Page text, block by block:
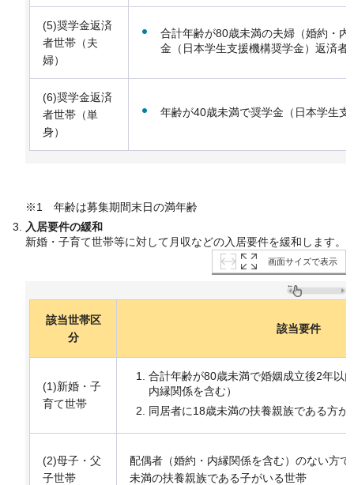
(5)奨学金返済
者世帯（夫
婦）
合計年齢が80歳未満の夫婦（婚約・
金（日本学生支援機構奨学金）返済者
(6)奨学金返済
者世帯（単
身）
年齢が40歳未満で奨学金（日本学生
※1 年齢は募集期間末日の満年齢
入居要件の緩和
新婚・子育て世帯等に対して月収などの入居要件を緩和します。
画面サイズで表示
該当世帯区
分
該当要件
(1)新婚・子
育て世帯
合計年齢が80歳未満で婚姻成立後2年以
内縁関係を含む）
同居者に18歳未満の扶養親族である方が
(2)母子・父
子世帯
配偶者（婚約・内縁関係を含む）のない方
未満の扶養親族である子がいる世帯